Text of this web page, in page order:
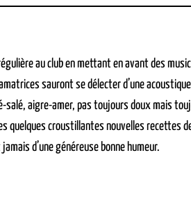
au club en mettant en avant des
sauront se délecter d’une
aigre-amer, pas toujours doux mais
croustillantes nouvelles recettes
d’une généreuse bonne humeur.